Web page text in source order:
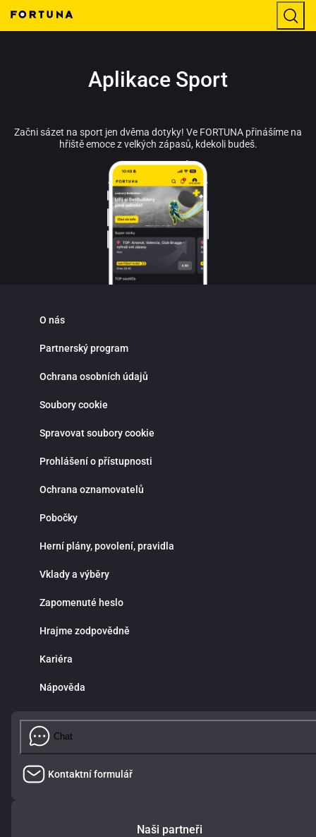
Aplikace Sport
Začni sázet na sport jen dvěma dotyky! Ve FORTUNA přinášíme na
hřiště emoce z velkých zápasů, kdekoli budeš.
O nás
Partnerský program
Ochrana osobních údajů
Soubory cookie
Spravovat soubory cookie
Prohlášení o přístupnosti
Ochrana oznamovatelů
Pobočky
Herní plány, povolení, pravidla
Vklady a výběry
Zapomenuté heslo
Hrajme zodpovědně
Kariéra
Nápověda
Chat
Kontaktní formulář
Naši partneři